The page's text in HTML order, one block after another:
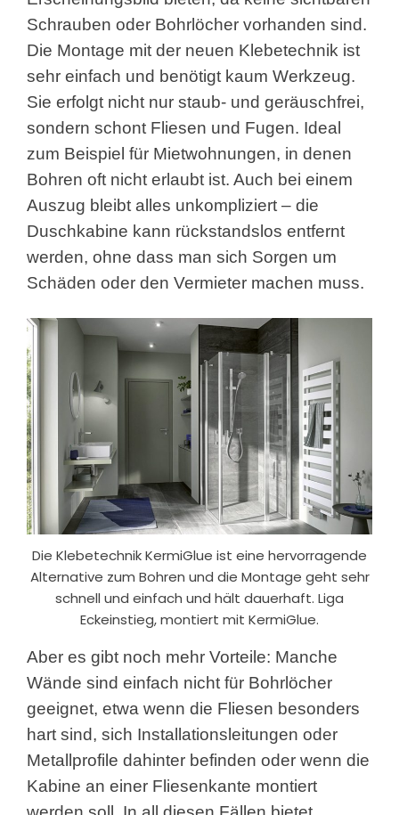
Schrauben oder Bohrlöcher vorhanden sind.
Die Montage mit der neuen Klebetechnik ist
sehr einfach und benötigt kaum Werkzeug.
Sie erfolgt nicht nur staub- und geräuschfrei,
sondern schont Fliesen und Fugen. Ideal
zum Beispiel für Mietwohnungen, in denen
Bohren oft nicht erlaubt ist. Auch bei einem
Auszug bleibt alles unkompliziert – die
Duschkabine kann rückstandslos entfernt
werden, ohne dass man sich Sorgen um
Schäden oder den Vermieter machen muss.
Die Klebetechnik KermiGlue ist eine hervorragende
Alternative zum Bohren und die Montage geht sehr
schnell und einfach und hält dauerhaft. Liga
Eckeinstieg, montiert mit KermiGlue.
Aber es gibt noch mehr Vorteile: Manche
Wände sind einfach nicht für Bohrlöcher
geeignet, etwa wenn die Fliesen besonders
hart sind, sich Installationsleitungen oder
Metallprofile dahinter befinden oder wenn die
Kabine an einer Fliesenkante montiert